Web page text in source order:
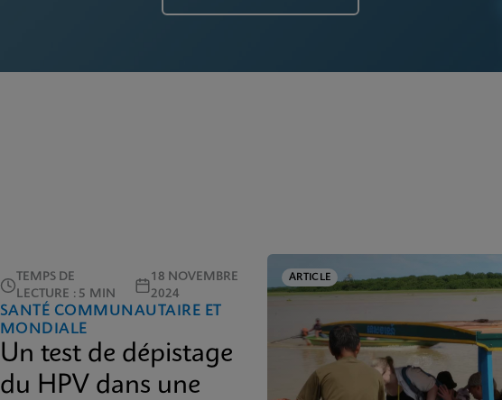
TEMPS DE
LECTURE : 5 MIN
18 NOVEMBRE
2024
SANTÉ COMMUNAUTAIRE ET
MONDIALE
Un test de dépistage
du HPV dans une
ARTICLE